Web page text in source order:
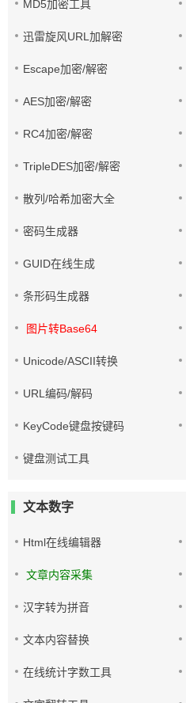
MD5加密工具
迅雷旋风URL加解密
Escape加密/解密
AES加密/解密
RC4加密/解密
TripleDES加密/解密
散列/哈希加密大全
密码生成器
GUID在线生成
条形码生成器
图片转Base64
Unicode/ASCII转换
URL编码/解码
KeyCode键盘按键码
键盘测试工具
文本数字
Html在线编辑器
文章内容采集
汉字转为拼音
文本内容替换
在线统计字数工具